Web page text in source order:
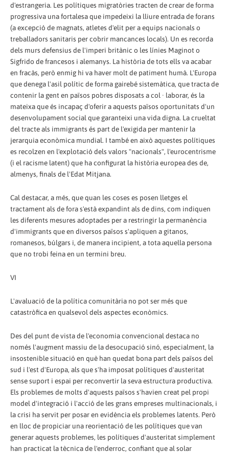
d'estrangeria. Les polítiques migratòries tracten de crear de forma
progressiva una fortalesa que impedeixi la lliure entrada de forans
(a excepció de magnats, atletes d'elit per a equips nacionals o
treballadors sanitaris per cobrir mancances locals). Un es recorda
dels murs defensius de l'imperi britànic o les línies Maginot o
Sigfrido de francesos i alemanys. La història de tots ells va acabar
en fracàs, però enmig hi va haver molt de patiment humà. L'Europa
que denega l'asil polític de forma gairebé sistemàtica, que tracta de
contenir la gent en països pobres disposats a col · laborar, és la
mateixa que és incapaç d'oferir a aquests països oportunitats d'un
desenvolupament social que garanteixi una vida digna. La crueltat
del tracte als immigrants és part de l'exigida per mantenir la
jerarquia econòmica mundial. I també en això aquestes polítiques
es recolzen en l'explotació dels valors "nacionals", l'eurocentrisme
(i el racisme latent) que ha configurat la història europea des de,
almenys, finals de l'Edat Mitjana.
Cal destacar, a més, que quan les coses es posen lletges el
tractament als de fora s'està expandint als de dins, com indiquen
les diferents mesures adoptades per a restringir la permanència
d'immigrants que en diversos països s'apliquen a gitanos,
romanesos, búlgars i, de manera incipient, a tota aquella persona
que no trobi feina en un termini breu.
VI
L'avaluació de la política comunitària no pot ser més que
catastròfica en qualsevol dels aspectes econòmics.
Des del punt de vista de l'economia convencional destaca no
només l'augment massiu de la desocupació sinó, especialment, la
insostenible situació en què han quedat bona part dels països del
sud i l'est d'Europa, als que s'ha imposat polítiques d'austeritat
sense suport i espai per reconvertir la seva estructura productiva.
Els problemes de molts d'aquests països s'havien creat pel propi
model d'integració i l'acció de les grans empreses multinacionals, i
la crisi ha servit per posar en evidència els problemes latents. Però
en lloc de propiciar una reorientació de les polítiques que van
generar aquests problemes, les polítiques d'austeritat simplement
han practicat la tècnica de l'enderroc, confiant que al solar